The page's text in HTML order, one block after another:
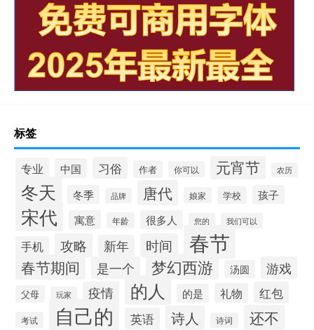
标签
专业 中国 习俗 作者 你可以 元宵节 农历
冬天 冬季 品牌 唐代 娘家 学校 孩子
宋代 寓意 年龄 很多人 您的 我们可以
手机 攻略 新年 时间 春节
春节期间 是一个 梦幻西游 汤圆 游戏
父母 玩家 疫情 的人 的是 礼物 红包
考试 自己的 英语 诗人 诗词 还不